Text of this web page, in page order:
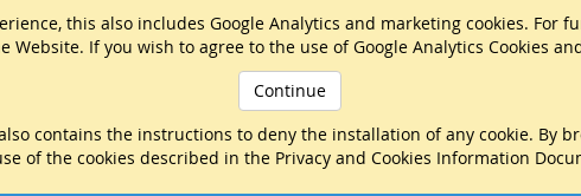
this also includes Google Analytics and marketing cookies. For
Website. If you wish to agree to the use of Google Analytics Cookies
Continue
contains the instructions to deny the installation of any cookie. By
of the cookies described in the Privacy and Cookies Information